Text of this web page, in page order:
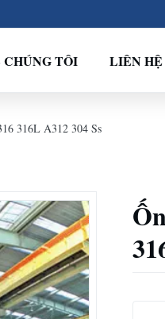
CHÚNG TÔI LIÊN
316L A312 304 Ss